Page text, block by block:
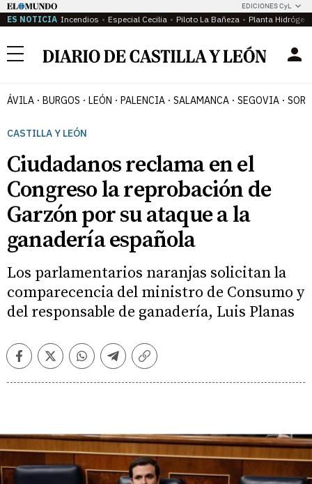
EDICIONES CyL
ES NOTICIA Incendios Especial Cecilia Piloto La Bañeza Planta
Menú
ÁVILA BURGOS LEÓN PALENCIA SALAMANCA SEGOVIA
CASTILLA Y LEÓN
Ciudadanos reclama en el
Congreso la reprobación de
Garzón por su ataque a la
ganadería española
Los parlamentarios naranjas solicitan la
comparecencia del ministro de Consumo y
del responsable de ganadería, Luis Planas
FacebookTwitterWhatsappTelegramCopiar